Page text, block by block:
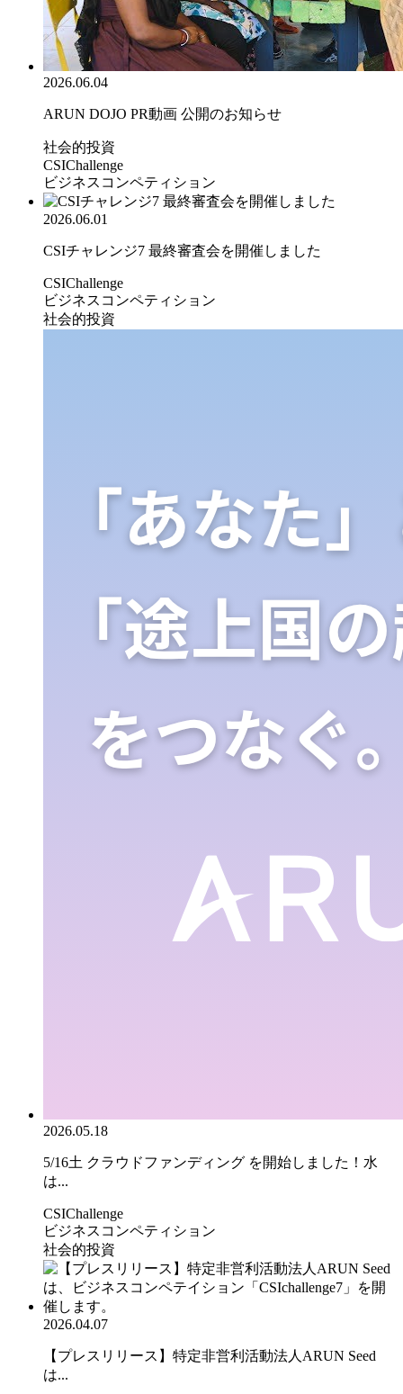
2026.06.04
ARUN DOJO PR動画 公開のお知らせ
社会的投資
CSIChallenge
ビジネスコンペティション
2026.06.01
CSIチャレンジ7 最終審査会を開催しました
CSIChallenge
ビジネスコンペティション
社会的投資
2026.05.18
5/16土 クラウドファンディング を開始しました！水
は...
CSIChallenge
ビジネスコンペティション
社会的投資
2026.04.07
【プレスリリース】特定非営利活動法人ARUN Seed
は...